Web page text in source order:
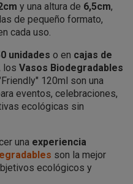
y una altura de 6,5cm,
de pequeño formato,
cada uso.
unidades o en cajas de
los Vasos Biodegradables
120ml son una
eventos, celebraciones,
ecológicas sin
una experiencia
son la mejor
ecológicos y